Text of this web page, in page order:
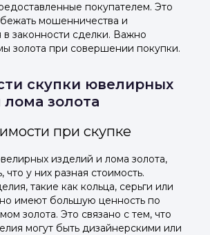
покупателем. Это
мошенничества и
в законности сделки. Важно
золота при совершении покупки.
скупки ювелирных
золота
при скупке
изделий и лома золота,
что у них разная стоимость.
такие как кольца, серьги или
имеют большую ценность по
золота. Это связано с тем, что
могут быть дизайнерскими или